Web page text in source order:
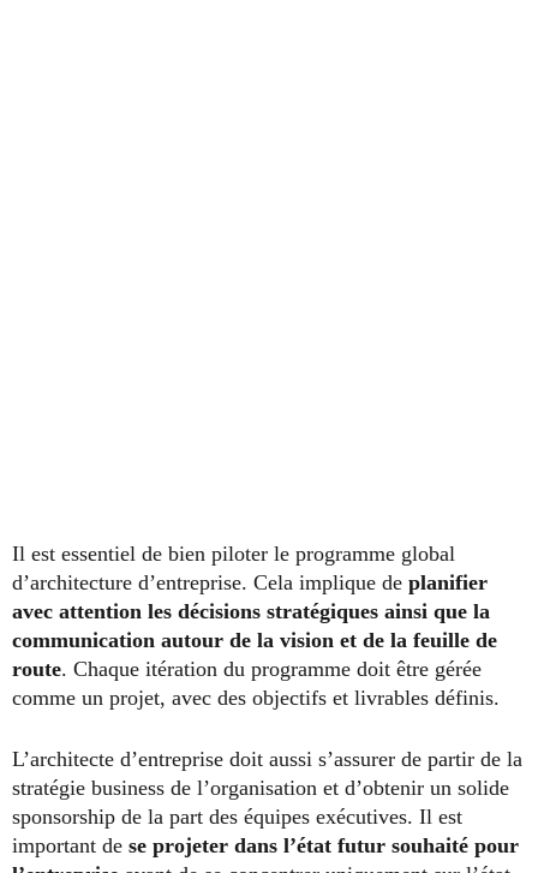
Il est essentiel de bien piloter le programme global
d’architecture d’entreprise. Cela implique de planifier
avec attention les décisions stratégiques ainsi que la
communication autour de la vision et de la feuille de
route. Chaque itération du programme doit être gérée
comme un projet, avec des objectifs et livrables définis.
L’architecte d’entreprise doit aussi s’assurer de partir de la
stratégie business de l’organisation et d’obtenir un solide
sponsorship de la part des équipes exécutives. Il est
important de se projeter dans l’état futur souhaité pour